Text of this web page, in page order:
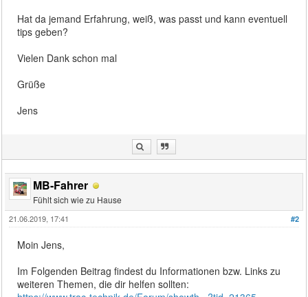
Hat da jemand Erfahrung, weiß, was passt und kann eventuell
tips geben?
Vielen Dank schon mal
Grüße
Jens
MB-Fahrer
Fühlt sich wie zu Hause
#2
21.06.2019, 17:41
Moin Jens,
Im Folgenden Beitrag findest du Informationen bzw. Links zu
weiteren Themen, die dir helfen sollten: